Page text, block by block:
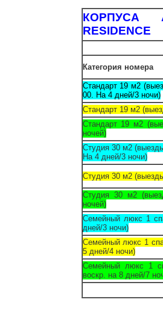
КОРПУСА
RESIDENCE
Категория номера
Стандарт 19 м2
00. На 4 дней/3 ночи)
Стандарт 19 м2
Стандарт 19 м2
ночей)
Студия 30 м2
На 4 дней/3 ночи)
Студия 30 м2
Студия 30 м2
ночей)
Семейный люкс 1
дней/3 ночи)
Семейный люкс 1
5 дней/4 ночи)
Семейный люкс 1
воскр. на 8 дней/7